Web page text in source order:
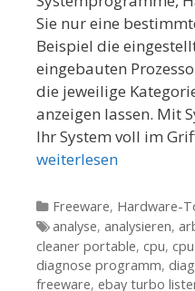
Sie nur eine
Beispiel die
eingebauten
die jeweilige
anzeigen lassen. Mit
Ihr System voll im
weiterlesen
Kategorien
Freeware, Hardware-
Tags
analyse, analysieren,
cleaner portable, cpu,
diagnose programm,
freeware, ebay turbo